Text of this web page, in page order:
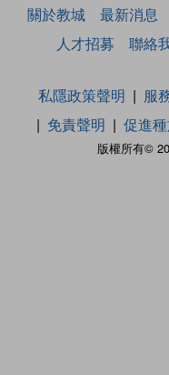
關於教城 最新消息
人才招募
聯絡
版權所有©
私隱政策聲明 服
免責聲明
促進